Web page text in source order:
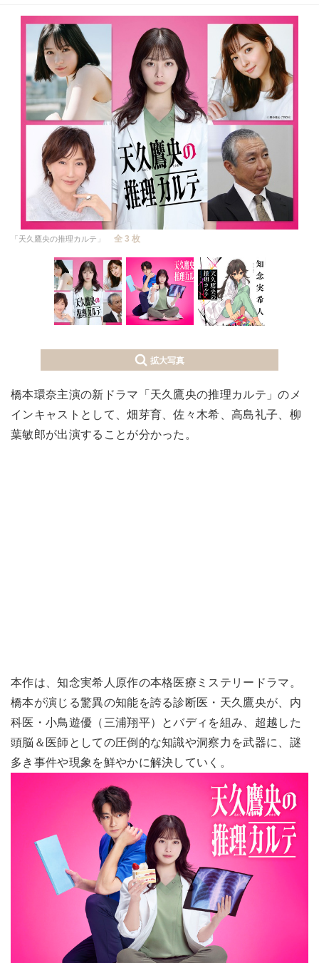
「天久鷹央の推理カルテ」 全 3 枚
拡大写真
橋本環奈主演の新ドラマ「天久鷹央の推理カルテ」のメ
インキャストとして、畑芽育、佐々木希、高島礼子、柳
葉敏郎が出演することが分かった。
本作は、知念実希人原作の本格医療ミステリードラマ。
橋本が演じる驚異の知能を誇る診断医・天久鷹央が、内
科医・小鳥遊優（三浦翔平）とバディを組み、超越した
頭脳＆医師としての圧倒的な知識や洞察力を武器に、謎
多き事件や現象を鮮やかに解決していく。